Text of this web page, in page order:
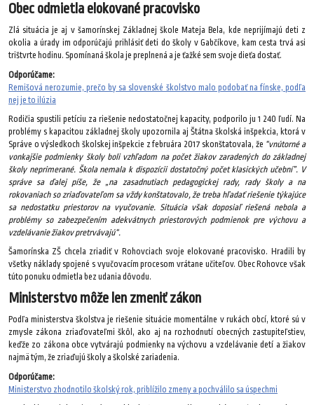
Obec odmietla elokované pracovisko
Zlá situácia je aj v šamorínskej Základnej škole Mateja Bela, kde neprijímajú deti z
okolia a úrady im odporúčajú prihlásiť deti do školy v Gabčíkove, kam cesta trvá asi
trištvrte hodinu. Spomínaná škola je preplnená a je ťažké sem svoje dieťa dostať.
Odporúčame:
Remišová nerozumie, prečo by sa slovenské školstvo malo podobať na fínske, podľa
nej je to ilúzia
Rodičia spustili petíciu za riešenie nedostatočnej kapacity, podporilo ju 1 240 ľudí. Na
problémy s kapacitou základnej školy upozornila aj Štátna školská inšpekcia, ktorá v
Správe o výsledkoch školskej inšpekcie z februára 2017 skonštatovala, že “vnútorné a
vonkajšie podmienky školy boli vzhľadom na počet žiakov zaradených do základnej
školy neprimerané. Škola nemala k dispozícii dostatočný počet klasických učební”. V
správe sa ďalej píše, že „na zasadnutiach pedagogickej rady, rady školy a na
rokovaniach so zriaďovateľom sa vždy konštatovalo, že treba hľadať riešenie týkajúce
sa nedostatku priestorov na vyučovanie. Situácia však doposiaľ riešená nebola a
problémy so zabezpečením adekvátnych priestorových podmienok pre výchovu a
vzdelávanie žiakov pretrvávajú“.
Šamorínska ZŠ chcela zriadiť v Rohovciach svoje elokované pracovisko. Hradili by
všetky náklady spojené s vyučovacím procesom vrátane učiteľov. Obec Rohovce však
túto ponuku odmietla bez udania dôvodu.
Ministerstvo môže len zmeniť zákon
Podľa ministerstva školstva je riešenie situácie momentálne v rukách obcí, ktoré sú v
zmysle zákona zriaďovateľmi škôl, ako aj na rozhodnutí obecných zastupiteľstiev,
keďže zo zákona obce vytvárajú podmienky na výchovu a vzdelávanie detí a žiakov
najmä tým, že zriaďujú školy a školské zariadenia.
Odporúčame:
Ministerstvo zhodnotilo školský rok, priblížilo zmeny a pochválilo sa úspechmi